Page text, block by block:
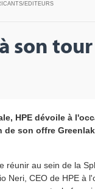
EDITEURS
son
HPE dévoile à
de son offre
réunir au sein de la
Neri, CEO de HPE à